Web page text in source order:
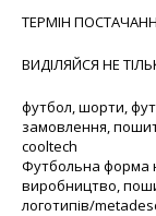
ТЕРМІН
ВИДІЛЯЙСЯ НЕ
футбол, шорти,
замовлення,
cooltech
Футбольна форма
виробництво,
логотипів/